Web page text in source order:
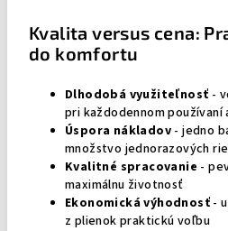
Kvalita versus cena:
do komfortu
Dlhodobá využiteľnosť -
pri každodennom používaní
Úspora nákladov - jedno
množstvo jednorazových
Kvalitné spracovanie -
maximálnu životnosť
Ekonomická výhodnosť -
z plienok praktickú voľbu